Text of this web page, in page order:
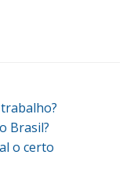
Brasil?
o certo